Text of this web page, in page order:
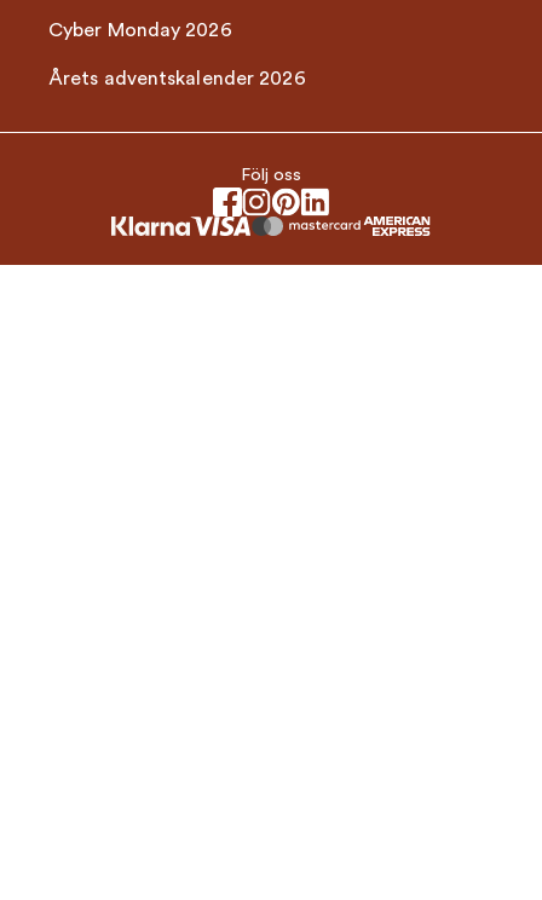
Cyber Monday 2026
Årets adventskalender 2026
Följ oss